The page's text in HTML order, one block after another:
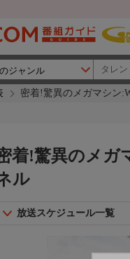
密着!驚異のメガマシン
着!驚異のメガ
ル
放送スケジュール一覧